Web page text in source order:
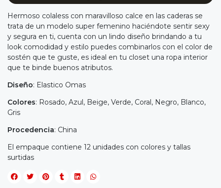
Hermoso colaless con maravilloso calce en las caderas se
trata de un modelo super femenino haciéndote sentir sexy
y segura en ti, cuenta con un lindo diseño brindando a tu
look comodidad y estilo puedes combinarlos con el color de
sostén que te guste, es ideal en tu closet una ropa interior
que te binde buenos atributos.
Diseño: Elastico Omas
Colores: Rosado, Azul, Beige, Verde, Coral, Negro, Blanco,
Gris
Procedencia: China
El empaque contiene 12 unidades con colores y tallas
surtidas